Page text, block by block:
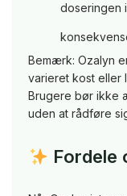
doseringen
Bemærk: Ozalyn
varieret kost eller
Brugere bør ikke
uden at rådføre
Fordele